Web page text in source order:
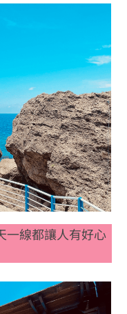
一線都讓人有好心